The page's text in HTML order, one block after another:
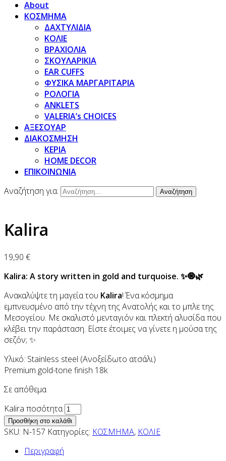
About
ΚΟΣΜΗΜΑ
ΔΑΧΤΥΛΙΔΙΑ
ΚΟΛΙΕ
ΒΡΑΧΙΟΛΙΑ
ΣΚΟΥΛΑΡΙΚΙΑ
EAR CUFFS
ΦΥΣΙΚΑ ΜΑΡΓΑΡΙΤΑΡΙΑ
ΡΟΛΟΓΙΑ
ANKLETS
VALERIA’s CHOICES
ΑΞΕΣΟΥΑΡ
ΔΙΑΚΟΣΜΗΣΗ
ΚΕΡΙΑ
HOME DECOR
ΕΠΙΚΟΙΝΩΝΙΑ
Αναζήτηση για:
Kalira
19,90 €
Kalira: A story written in gold and turquoise. ✨🧿🌿
Ανακαλύψτε τη μαγεία του Kalira! Ένα κόσμημα
εμπνευσμένο από την τέχνη της Ανατολής και το μπλε της
Μεσογείου. Με σκαλιστό μενταγιόν και πλεκτή αλυσίδα που
κλέβει την παράσταση. Είστε έτοιμες να γίνετε η μούσα της
σεζόν; ✨
Υλικό: Stainless steel (Ανοξείδωτο ατσάλι)
Premium gold-tone finish 18k
Σε απόθεμα
Kalira ποσότητα
Προσθήκη στο καλάθι
SKU: N-157 Κατηγορίες: ΚΟΣΜΗΜΑ, ΚΟΛΙΕ
Περιγραφή